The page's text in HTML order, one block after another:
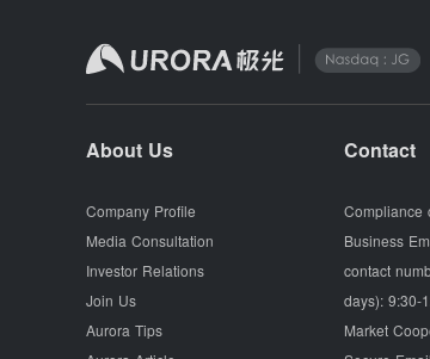
About Us
Company Profile
Media Consultation
Investor Relations
Join Us
Aurora Tips
Contact
Compliance
Business
contact
days): 9:30-
Market